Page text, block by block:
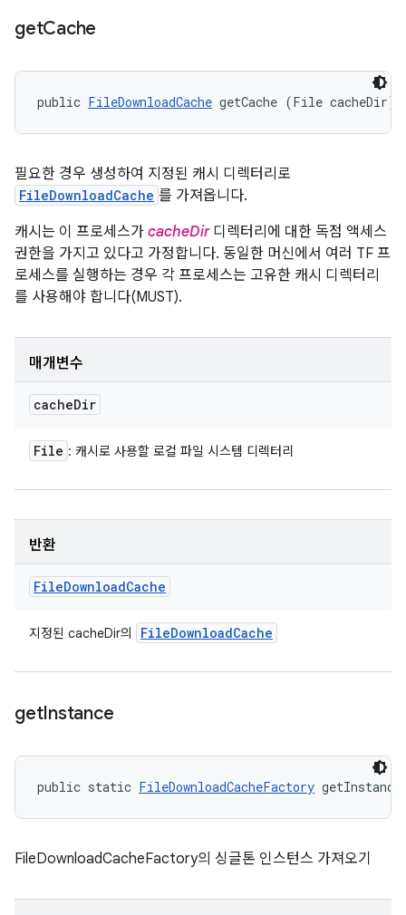
getCache
public FileDownloadCache getCache (File cacheDir)
필요한 경우 생성하여 지정된 캐시 디렉터리로
FileDownloadCache 를 가져옵니다.
캐시는 이 프로세스가 cacheDir디렉터리에 대한 독점 액세스
권한을 가지고 있다고 가정합니다. 동일한 머신에서 여러 TF 프
로세스를 실행하는 경우 각 프로세스는 고유한 캐시 디렉터리
를 사용해야 합니다(MUST).
매개변수
cacheDir
File : 캐시로 사용할 로컬 파일 시스템 디렉터리
반환
FileDownloadCache
지정된 cacheDir의 FileDownloadCache
getInstance
public static FileDownloadCacheFactory
FileDownloadCacheFactory의 싱글톤 인스턴스 가져오기